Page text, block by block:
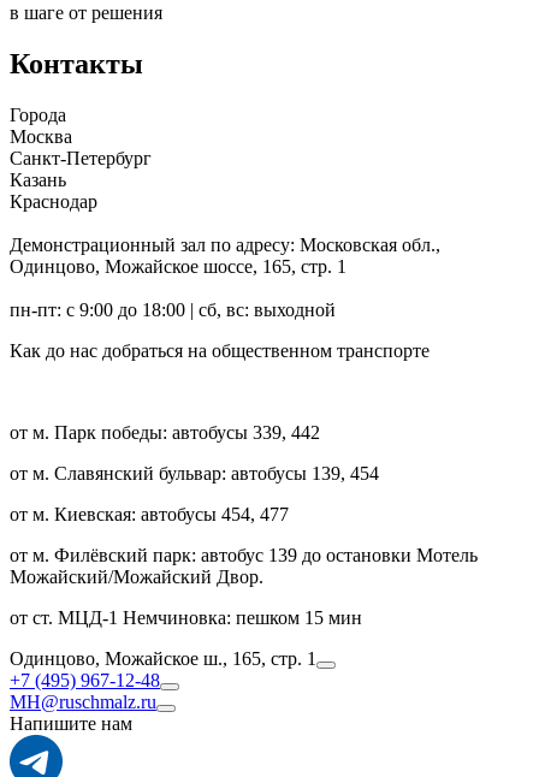
в шаге от решения
Контакты
Города
Москва
Санкт-Петербург
Казань
Краснодар
Демонстрационный зал по адресу: Московская обл.,
Одинцово, Можайское шоссе, 165, стр. 1
пн-пт: с 9:00 до 18:00 | сб, вс: выходной
Как до нас добраться на общественном транспорте
от м. Парк победы: автобусы 339, 442
от м. Славянский бульвар: автобусы 139, 454
от м. Киевская: автобусы 454, 477
от м. Филёвский парк: автобус 139 до остановки Мотель
Можайский/Можайский Двор.
от ст. МЦД-1 Немчиновка: пешком 15 мин
Одинцово, Можайское ш., 165, стр. 1
+7 (495) 967-12-48
MH@ruschmalz.ru
Напишите нам